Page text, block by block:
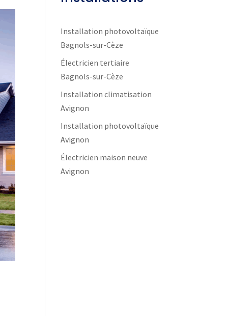
Installation photovoltaïque
Bagnols-sur-Cèze
Électricien tertiaire
Bagnols-sur-Cèze
Installation climatisation
Avignon
Installation photovoltaïque
Avignon
Électricien maison neuve
Avignon